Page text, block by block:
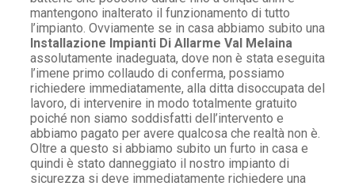
mantengono inalterato il funzionamento di tutto
l’impianto. Ovviamente se in casa abbiamo subito una
Installazione Impianti Di Allarme Val Melaina
assolutamente inadeguata, dove non è stata eseguita
l’imene primo collaudo di conferma, possiamo
richiedere immediatamente, alla ditta disoccupata del
lavoro, di intervenire in modo totalmente gratuito
poiché non siamo soddisfatti dell’intervento e
abbiamo pagato per avere qualcosa che realtà non è.
Oltre a questo si abbiamo subito un furto in casa e
quindi è stato danneggiato il nostro impianto di
sicurezza si deve immediatamente richiedere una